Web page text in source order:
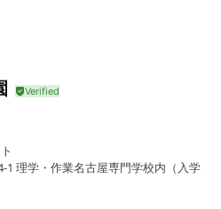
1 理学・作業名古屋専門学校内（入学